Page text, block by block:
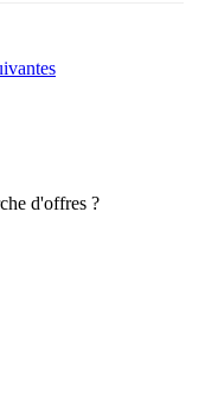
d'offres ?